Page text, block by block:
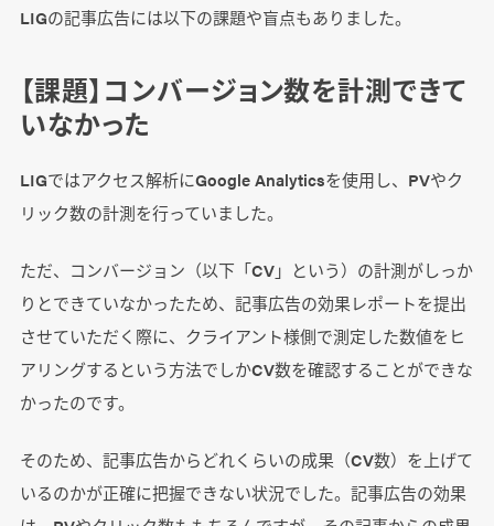
LIGの記事広告には以下の課題や盲点もありました。
【課題】コンバージョン数を計測できて
いなかった
LIGではアクセス解析にGoogle Analyticsを使用し、PVやク
リック数の計測を行っていました。
ただ、コンバージョン（以下「CV」という）の計測がしっか
りとできていなかったため、記事広告の効果レポートを提出
させていただく際に、クライアント様側で測定した数値をヒ
アリングするという方法でしかCV数を確認することができな
かったのです。
そのため、記事広告からどれくらいの成果（CV数）を上げて
いるのかが正確に把握できない状況でした。記事広告の効果